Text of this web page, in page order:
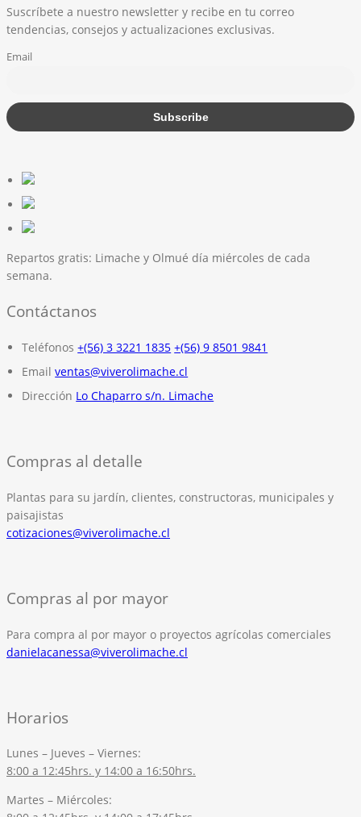
Suscríbete a nuestro newsletter y recibe en tu correo
tendencias, consejos y actualizaciones exclusivas.
Email
Repartos gratis: Limache y Olmué día miércoles de cada
semana.
Contáctanos
Teléfonos +(56) 3 3221 1835 +(56) 9 8501 9841
Email ventas@viverolimache.cl
Dirección Lo Chaparro s/n. Limache
Compras al detalle
Plantas para su jardín, clientes, constructoras, municipales y
paisajistas
cotizaciones@viverolimache.cl
Compras al por mayor
Para compra al por mayor o proyectos agrícolas comerciales
danielacanessa@viverolimache.cl
Horarios
Lunes – Jueves – Viernes:
8:00 a 12:45hrs. y 14:00 a 16:50hrs.
Martes – Miércoles: